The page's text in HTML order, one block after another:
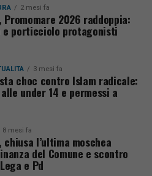
2 mesi fa
Promomare 2026 raddoppia:
e porticciolo protagonisti
3 mesi fa
choc contro Islam radicale:
under 14 e permessi a
8 mesi fa
l’ultima moschea
del Comune e scontro
e Pd